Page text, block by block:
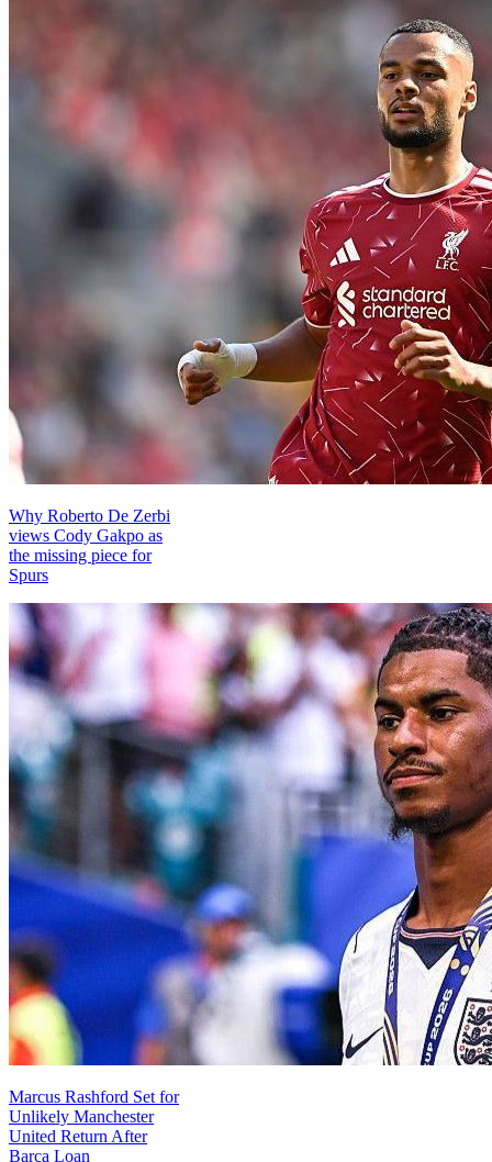
Why Roberto De Zerbi
views Cody Gakpo as
the missing piece for
Spurs
Marcus Rashford Set for
Unlikely Manchester
United Return After
Barca Loan